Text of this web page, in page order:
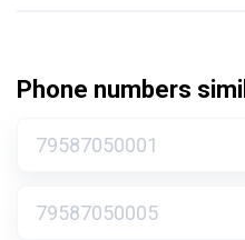
Phone numbers
79587050001
79587050005